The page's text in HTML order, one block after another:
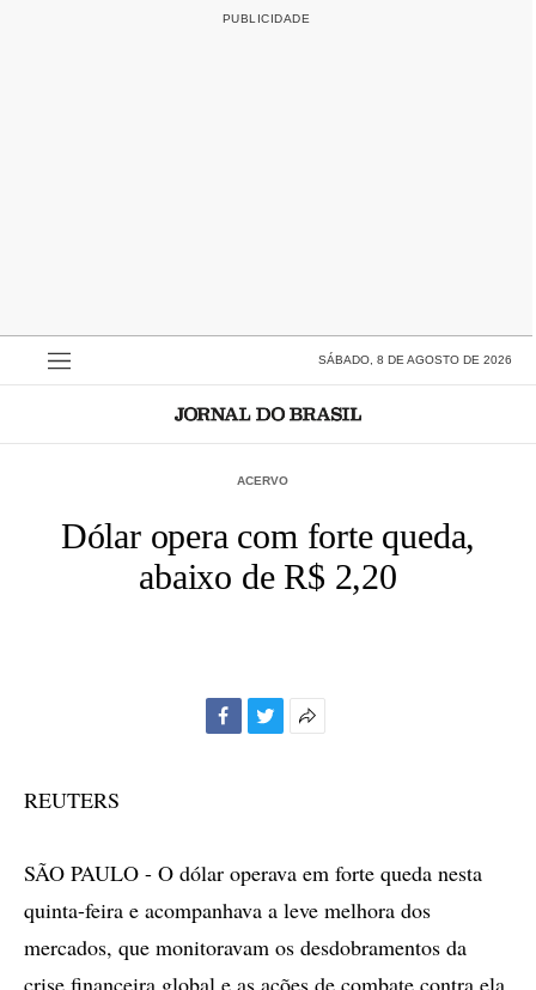
SÁBADO, 8 DE AGOSTO DE 2026
ACERVO
Dólar opera com forte queda,
abaixo de R$ 2,20
REUTERS
SÃO PAULO - O dólar operava em forte queda nesta
quinta-feira e acompanhava a leve melhora dos
mercados, que monitoravam os desdobramentos da
crise financeira global e as ações de combate contra ela